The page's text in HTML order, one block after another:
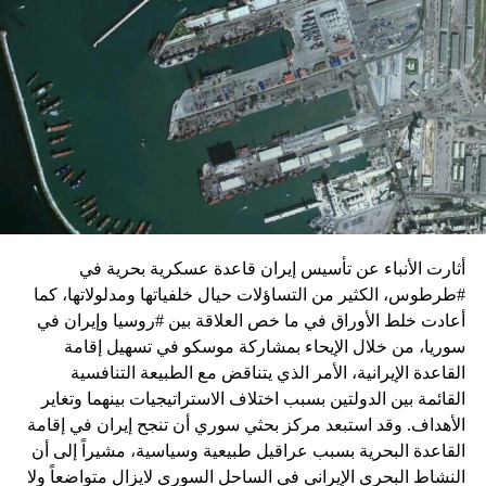
واشنطن للدفع بالمفاوضات والتوصل إلى اتفاق لوقف لإطلاق
النار في غزة.
ويبدو أن نتنياهو استبق زيارة بلينكن لإسرائيل بالتأكيد على أن
الضغوط يجب أن تتوجه إلى حماس، وليس على حكومته.
كما وقال بيان من مكتب نتنياهو إنه مصر على بقاء القوات
الإسرائيلية في محور فيلادلفيا “لمنع الإرهابيين من إعادة
التسلح”.
وفي هذا السياق، قال الكاتب والباحث السياسي الفلسطيني
جمال زقوت في حديث لـ”سكاي نيوز عربية”:
حماس ليست عقبة في المفاوضات وأي حديث من هذا
القبيل تجني على الموقف الفلسطيني.
المعضلة الأساسية هي أن نتنياهو يعرض المجتمع
الإسرائيلي والمنطقة للخطر.
حماس وافقت على الإطار الرئيسي الذي قدمه جو بايدن
أثارت الأنباء عن تأسيس إيران قاعدة عسكرية بحرية في
#طرطوس، الكثير من التساؤلات حيال خلفياتها ومدلولاتها، كما
أعادت خلط الأوراق في ما خص العلاقة بين #روسيا وإيران في
سوريا، من خلال الإيحاء بمشاركة موسكو في تسهيل إقامة
القاعدة الإيرانية، الأمر الذي يتناقض مع الطبيعة التنافسية
القائمة بين الدولتين بسبب اختلاف الاستراتيجيات بينهما وتغاير
الأهداف. وقد استبعد مركز بحثي سوري أن تنجح إيران في إقامة
القاعدة البحرية بسبب عراقيل طبيعية وسياسية، مشيراً إلى أن
النشاط البحري الإيراني في الساحل السوري لايزال متواضعاً ولا